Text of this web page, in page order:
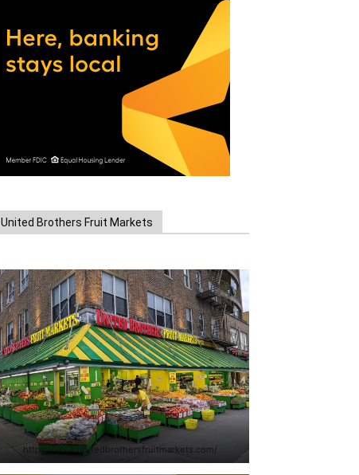
United Brothers Fruit Markets
https://www.unitedbrothersfruitmarkets.com/